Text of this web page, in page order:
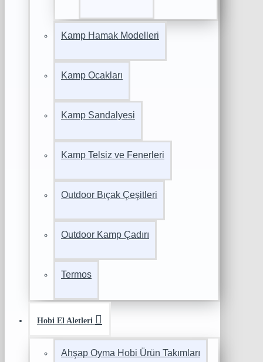
Kamp Hamak Modelleri
Kamp Ocakları
Kamp Sandalyesi
Kamp Telsiz ve Fenerleri
Outdoor Bıçak Çeşitleri
Outdoor Kamp Çadırı
Termos
Hobi El Aletleri
Ahşap Oyma Hobi Ürün Takımları